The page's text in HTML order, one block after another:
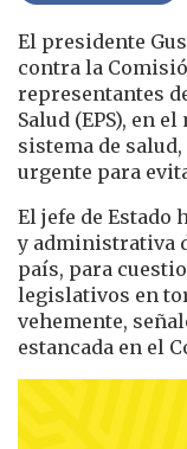
El presidente
contra la
representantes
Salud (EPS), en
sistema de
urgente para
El jefe de
y administrativa
país, para
legislativos en
vehemente,
estancada en el